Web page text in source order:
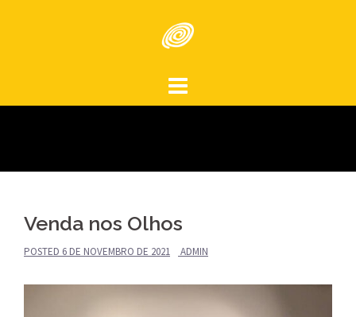
Venda nos Olhos
POSTED 6 DE NOVEMBRO DE 2021 ADMIN